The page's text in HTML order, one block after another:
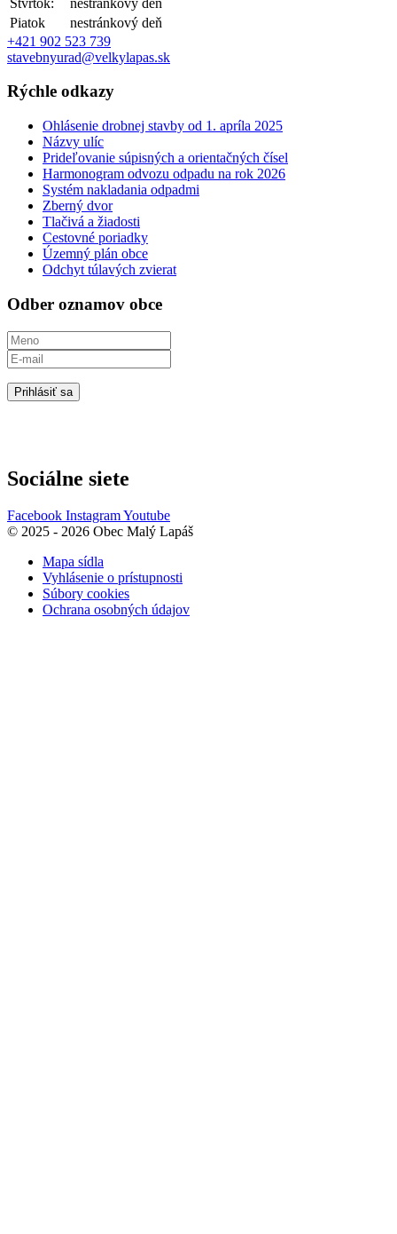
Piatok
nestránkový deň
+421 902 523 739
stavebnyurad@velkylapas.sk
Rýchle odkazy
Ohlásenie drobnej stavby od 1. apríla 2025
Názvy ulíc
Prideľovanie súpisných a orientačných čísel
Harmonogram odvozu odpadu na rok 2026
Systém nakladania odpadmi
Zberný dvor
Tlačivá a žiadosti
Cestovné poriadky
Územný plán obce
Odchyt túlavých zvierat
Odber oznamov obce
Prihlásiť sa
Sociálne siete
Facebook InstagramYoutube
© 2025 - 2026 Obec Malý Lapáš
Mapa sídla
Vyhlásenie o prístupnosti
Súbory cookies
Ochrana osobných údajov